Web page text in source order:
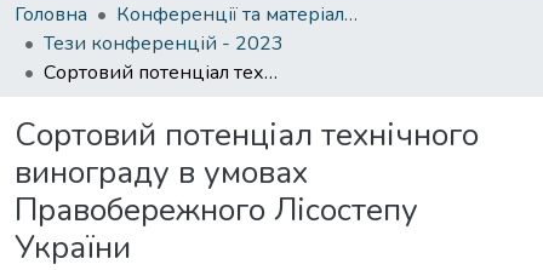
Головна
Конференції та матеріали конференцій
Тези конференцій - 2023
Сортовий потенціал технічного винограду в умовах Правобережного Лісостепу України
Сортовий потенціал технічного
винограду в умовах
Правобережного Лісостепу
України